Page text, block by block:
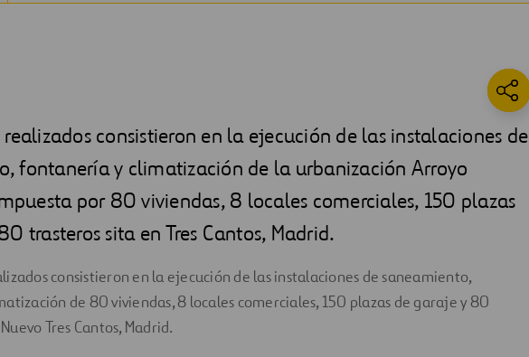
realizados consistieron en la ejecución de las instalaciones de
fontanería y climatización de la urbanización Arroyo
por 80 viviendas, 8 locales comerciales, 150 plazas
trasteros sita en Tres Cantos, Madrid.
consistieron en la ejecución de las instalaciones de saneamiento,
de 80 viviendas, 8 locales comerciales, 150 plazas de garaje y 80
Tres Cantos, Madrid.